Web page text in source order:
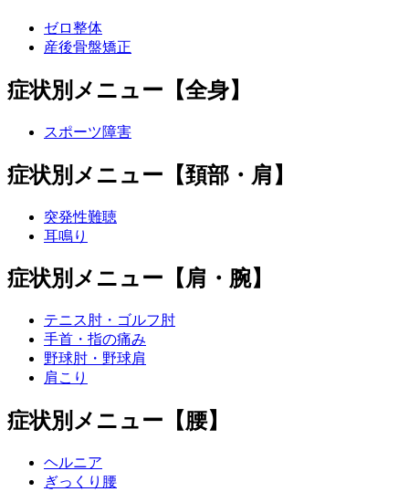
ゼロ整体
産後骨盤矯正
症状別メニュー【全身】
スポーツ障害
症状別メニュー【頚部・肩】
突発性難聴
耳鳴り
症状別メニュー【肩・腕】
テニス肘・ゴルフ肘
手首・指の痛み
野球肘・野球肩
肩こり
症状別メニュー【腰】
ヘルニア
ぎっくり腰